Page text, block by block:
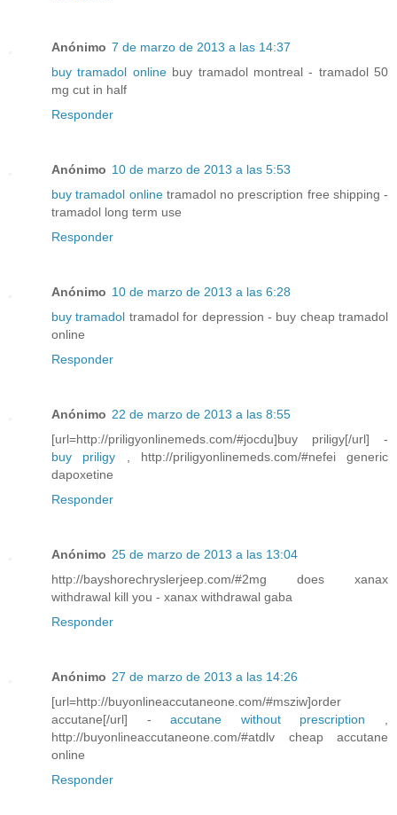
Anónimo 7 de marzo de 2013 a las 14:37
buy tramadol onlinebuy tramadol montreal - tramadol 50
mg cut in half
Responder
Anónimo 10 de marzo de 2013 a las 5:53
buy tramadol onlinetramadol no prescription free shipping -
tramadol long term use
Responder
Anónimo 10 de marzo de 2013 a las 6:28
buy tramadol tramadol for depression - buy cheap tramadol
online
Responder
Anónimo 22 de marzo de 2013 a las 8:55
[url=http://priligyonlinemeds.com/#jocdu]buy priligy[/url] -
buy priligy , http://priligyonlinemeds.com/#nefei generic
dapoxetine
Responder
Anónimo 25 de marzo de 2013 a las 13:04
http://bayshorechryslerjeep.com/#2mg does xanax
withdrawal kill you - xanax withdrawal gaba
Responder
Anónimo 27 de marzo de 2013 a las 14:26
[url=http://buyonlineaccutaneone.com/#msziw]order
accutane[/url] -accutane without prescription
http://buyonlineaccutaneone.com/#atdlv cheap accutane
online
Responder